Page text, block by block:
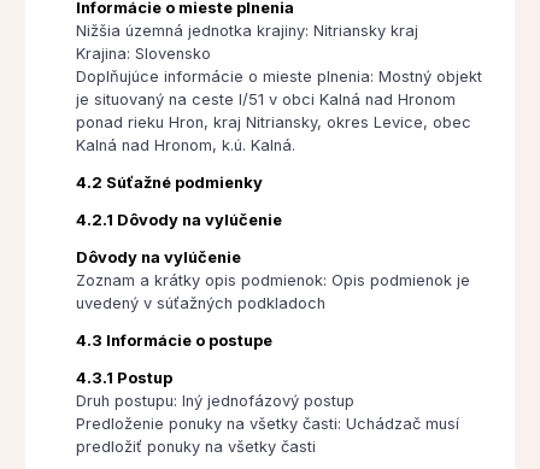
Informácie o mieste plnenia
Nižšia územná jednotka krajiny: Nitriansky kraj
Krajina: Slovensko
Doplňujúce informácie o mieste plnenia: Mostný objekt
je situovaný na ceste I/51 v obci Kalná nad Hronom
ponad rieku Hron, kraj Nitriansky, okres Levice, obec
Kalná nad Hronom, k.ú. Kalná.
4.2 Súťažné podmienky
4.2.1 Dôvody na vylúčenie
Dôvody na vylúčenie
Zoznam a krátky opis podmienok: Opis podmienok je
uvedený v súťažných podkladoch
4.3 Informácie o postupe
4.3.1 Postup
Druh postupu: Iný jednofázový postup
Predloženie ponuky na všetky časti: Uchádzač musí
predložiť ponuky na všetky časti